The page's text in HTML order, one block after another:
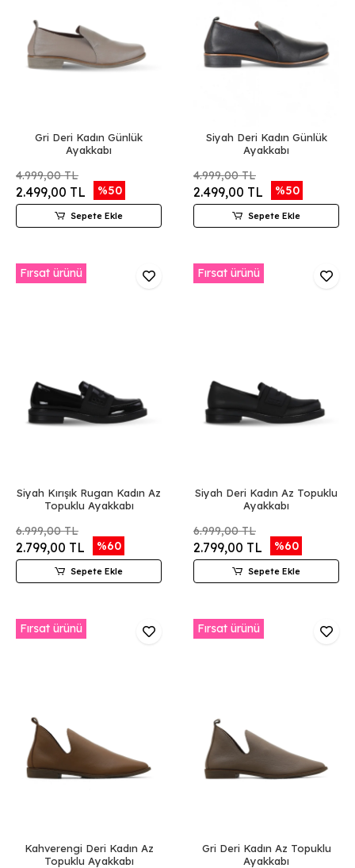
Gri Deri Kadın Günlük
Ayakkabı
4.999,00 TL
2.499,00 TL %50
Sepete Ekle
Siyah Deri Kadın Günlük
Ayakkabı
4.999,00 TL
2.499,00 TL %50
Sepete Ekle
Fırsat ürünü
Siyah Kırışık Rugan Kadın Az
Topuklu Ayakkabı
6.999,00 TL
2.799,00 TL %60
Sepete Ekle
Fırsat ürünü
Siyah Deri Kadın Az Topuklu
Ayakkabı
6.999,00 TL
2.799,00 TL %60
Sepete Ekle
Fırsat ürünü
Kahverengi Deri Kadın Az
Topuklu Ayakkabı
Fırsat ürünü
Gri Deri Kadın Az Topuklu
Ayakkabı